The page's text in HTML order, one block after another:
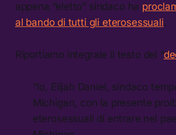
appena “eletto” sindaco ha
al bando di tutti gli eterosessuali.
Riportiamo integrale il testo del “
“Io, Elijah Daniel, sindaco
Michigan, con la presente
eterosessuali di entrare nel